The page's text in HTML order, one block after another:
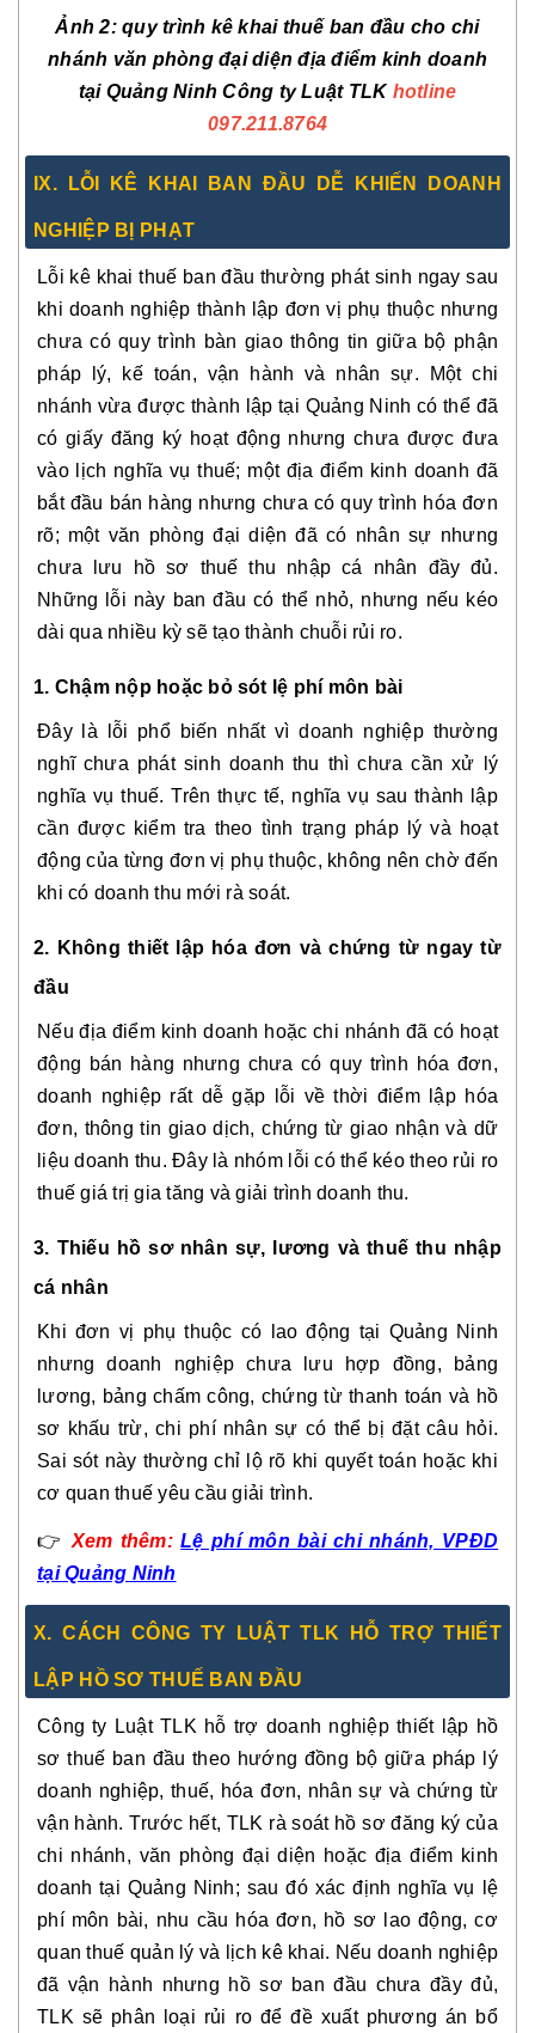
Ảnh 2: quy trình kê khai thuế ban đầu cho chi
nhánh văn phòng đại diện địa điểm kinh doanh
tại Quảng Ninh Công ty Luật TLK hotline
097.211.8764
IX. LỖI KÊ KHAI BAN ĐẦU DỄ KHIẾN DOANH
NGHIỆP BỊ PHẠT
Lỗi kê khai thuế ban đầu thường phát sinh ngay sau
khi doanh nghiệp thành lập đơn vị phụ thuộc nhưng
chưa có quy trình bàn giao thông tin giữa bộ phận
pháp lý, kế toán, vận hành và nhân sự. Một chi
nhánh vừa được thành lập tại Quảng Ninh có thể đã
có giấy đăng ký hoạt động nhưng chưa được đưa
vào lịch nghĩa vụ thuế; một địa điểm kinh doanh đã
bắt đầu bán hàng nhưng chưa có quy trình hóa đơn
rõ; một văn phòng đại diện đã có nhân sự nhưng
chưa lưu hồ sơ thuế thu nhập cá nhân đầy đủ.
Những lỗi này ban đầu có thể nhỏ, nhưng nếu kéo
dài qua nhiều kỳ sẽ tạo thành chuỗi rủi ro.
1. Chậm nộp hoặc bỏ sót lệ phí môn bài
Đây là lỗi phổ biến nhất vì doanh nghiệp thường
nghĩ chưa phát sinh doanh thu thì chưa cần xử lý
nghĩa vụ thuế. Trên thực tế, nghĩa vụ sau thành lập
cần được kiểm tra theo tình trạng pháp lý và hoạt
động của từng đơn vị phụ thuộc, không nên chờ đến
khi có doanh thu mới rà soát.
2. Không thiết lập hóa đơn và chứng từ ngay từ
đầu
Nếu địa điểm kinh doanh hoặc chi nhánh đã có hoạt
động bán hàng nhưng chưa có quy trình hóa đơn,
doanh nghiệp rất dễ gặp lỗi về thời điểm lập hóa
đơn, thông tin giao dịch, chứng từ giao nhận và dữ
liệu doanh thu. Đây là nhóm lỗi có thể kéo theo rủi ro
thuế giá trị gia tăng và giải trình doanh thu.
3. Thiếu hồ sơ nhân sự, lương và thuế thu nhập
cá nhân
Khi đơn vị phụ thuộc có lao động tại Quảng Ninh
nhưng doanh nghiệp chưa lưu hợp đồng, bảng
lương, bảng chấm công, chứng từ thanh toán và hồ
sơ khấu trừ, chi phí nhân sự có thể bị đặt câu hỏi.
Sai sót này thường chỉ lộ rõ khi quyết toán hoặc khi
cơ quan thuế yêu cầu giải trình.
👉 Xem thêm:Lệ phí môn bài chi nhánh, VPĐD
tại Quảng Ninh
X. CÁCH CÔNG TY LUẬT TLK HỖ TRỢ THIẾT
LẬP HỒ SƠ THUẾ BAN ĐẦU
Công ty Luật TLK hỗ trợ doanh nghiệp thiết lập hồ
sơ thuế ban đầu theo hướng đồng bộ giữa pháp lý
doanh nghiệp, thuế, hóa đơn, nhân sự và chứng từ
vận hành. Trước hết, TLK rà soát hồ sơ đăng ký của
chi nhánh, văn phòng đại diện hoặc địa điểm kinh
doanh tại Quảng Ninh; sau đó xác định nghĩa vụ lệ
phí môn bài, nhu cầu hóa đơn, hồ sơ lao động, cơ
quan thuế quản lý và lịch kê khai. Nếu doanh nghiệp
đã vận hành nhưng hồ sơ ban đầu chưa đầy đủ,
TLK sẽ phân loại rủi ro để đề xuất phương án bổ